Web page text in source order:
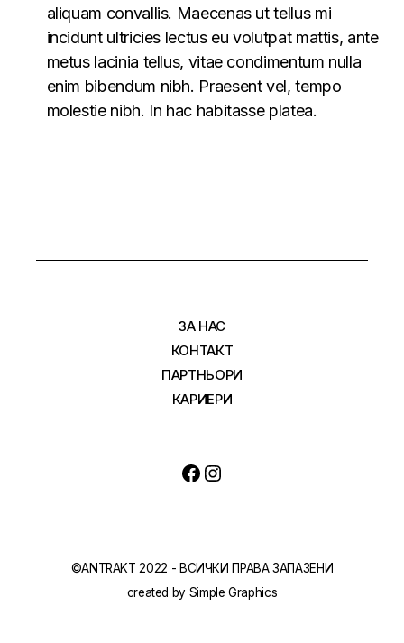
aliquam convallis. Maecenas ut tellus mi
incidunt ultricies lectus eu volutpat mattis, ante
metus lacinia tellus, vitae condimentum nulla
enim bibendum nibh. Praesent vel, tempo
molestie nibh. In hac habitasse platea.
ЗА НАС
КОНТАКТ
ПАРТНЬОРИ
КАРИЕРИ
©ANTRAKT 2022 - ВСИЧКИ ПРАВА ЗАПАЗЕНИ
created by Simple Graphics